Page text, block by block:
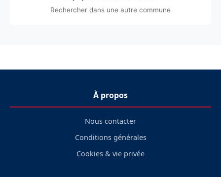
Rechercher dans une autre commune
À propos
Nous contacter
Conditions générales
Cookies & vie privée